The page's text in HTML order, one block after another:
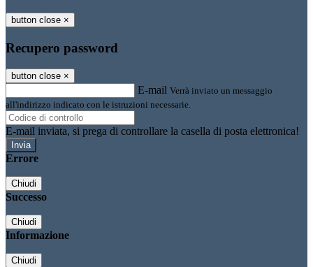
button close ×
Recupero password
button close ×
E-mail Verrà inviato un messaggio
all'indirizzo indicato con le istruzioni necessarie.
E-mail inviata, si prega di controllare la casella di posta elettronica!
Errore
Chiudi
Successo
Chiudi
Informazione
Chiudi